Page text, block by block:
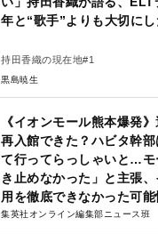
年と“歌手”よりも大切に
持田香織の現在地#1
黒島暁生
《イオンモール熊本爆発
再入館できた？ハビタ幹
て行ってらっしゃいと…モ
き止めなかった」と主張
用を徹底できなかった可能
集英社オンライン編集部ニュース班